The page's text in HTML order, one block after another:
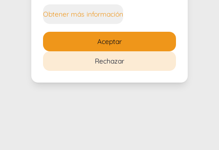
Obtener más información
Rechazar
Aceptar